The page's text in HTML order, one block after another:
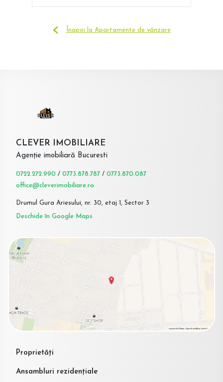
Înapoi la Apartamente de vânzare
CLEVER IMOBILIARE
Agenție imobiliară Bucuresti
0722.272.990 / 0773.878.787 / 0773.870.087
office@cleverimobiliare.ro
Drumul Gura Ariesului, nr. 30, etaj 1, Sector 3
Deschide în Google Maps
Proprietăți
Ansambluri rezidențiale